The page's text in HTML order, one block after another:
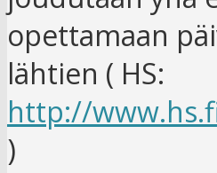
opettamaan
lähtien ( HS:
http://
)